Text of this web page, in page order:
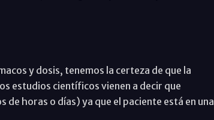
y dosis, tenemos la certeza de que la
estudios científicos vienen a decir que
horas o días) ya que el paciente está en una